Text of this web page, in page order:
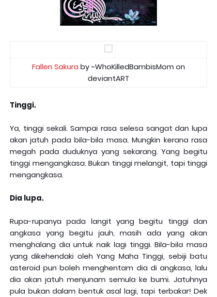
Fallen Sakura by ~WhoKilledBambisMom on
deviantART
Tinggi.
Ya, tinggi sekali. Sampai rasa selesa sangat dan lupa
akan jatuh pada bila-bila masa. Mungkin kerana rasa
megah pada duduknya yang sekarang. Yang begitu
tinggi mengangkasa. Bukan tinggi melangit, tapi tinggi
mengangkasa.
Dia lupa.
Rupa-rupanya pada langit yang begitu tinggi dan
angkasa yang begitu jauh, masih ada yang akan
menghalang dia untuk naik lagi tinggi. Bila-bila masa
yang dikehendaki oleh Yang Maha Tinggi, sebiji batu
asteroid pun boleh menghentam dia di angkasa, lalu
dia akan jatuh menjunam semula ke bumi. Jatuhnya
pula bukan dalam bentuk asal lagi, tapi terbakar! Dek